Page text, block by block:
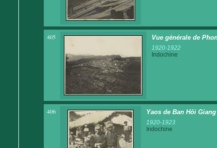
405 Vue générale de
1920-1922
Indochine
406 Yaos de Ban Hôi Giang
1920-1923
Indochine